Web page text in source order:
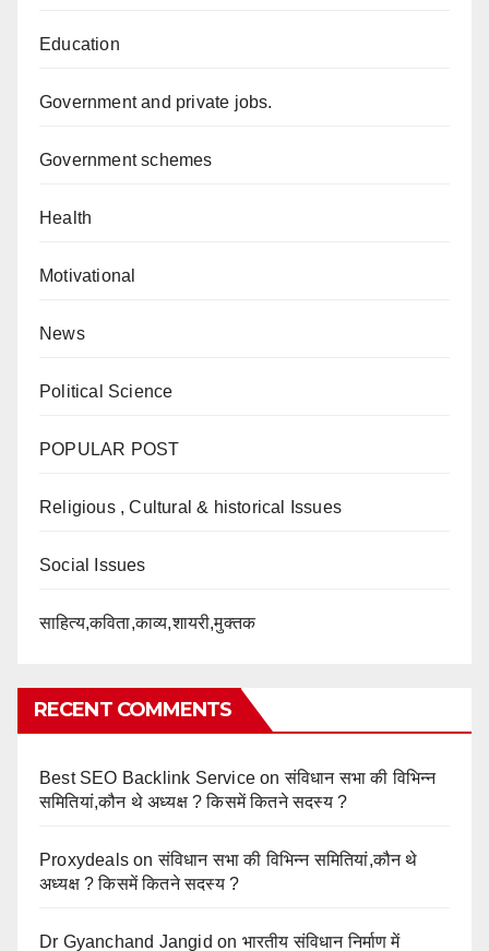
Education
Government and private jobs.
Government schemes
Health
Motivational
News
Political Science
POPULAR POST
Religious , Cultural & historical Issues
Social Issues
साहित्य,कविता,काव्य,शायरी,मुक्तक
RECENT COMMENTS
Best SEO Backlink Service onसंविधान सभा की विभिन्न
समितियां,कौन थे अध्यक्ष ? किसमें कितने सदस्य ?
Proxydeals onसंविधान सभा की विभिन्न समितियां,कौन थे
अध्यक्ष ? किसमें कितने सदस्य ?
Dr Gyanchand Jangid on भारतीय संविधान निर्माण में